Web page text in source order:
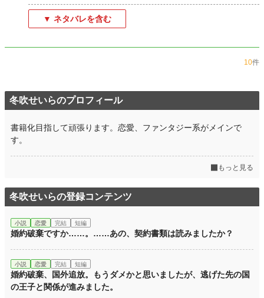
▼ ネタバレを含む
10件
冬吹せいらのプロフィール
書籍化目指して頑張ります。恋愛、ファンタジー系がメインで
す。
もっと見る
冬吹せいらの登録コンテンツ
小説 恋愛 完結 短編
婚約破棄ですか……。……あの、契約書類は読みましたか？
小説 恋愛 完結 短編
婚約破棄、国外追放。もうダメかと思いましたが、逃げた先の国
の王子と関係が進みました。